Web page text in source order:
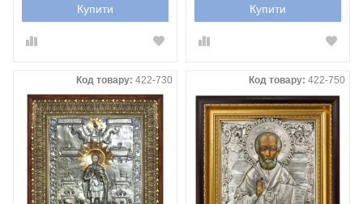
Купити Купити
Код товару: 422-730 Код товару: 422-750